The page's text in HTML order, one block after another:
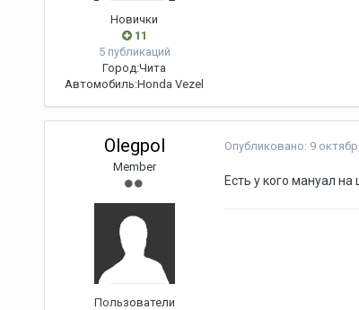
Новички
11
5 публикаций
Город:Чита
Автомобиль:Honda Vezel
Olegpol
Member
Пользователи
Опубликовано: 9
Есть у кого мануал